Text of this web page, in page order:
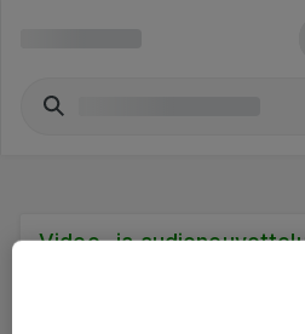
Video- ja